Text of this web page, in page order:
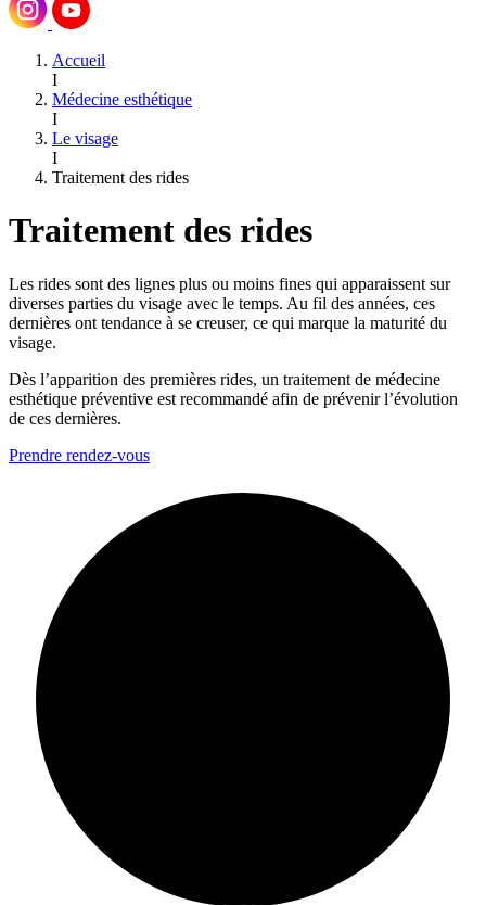
Accueil
I
Médecine esthétique
I
Le visage
I
Traitement des rides
Traitement des rides
Les rides sont des lignes plus ou moins fines qui apparaissent sur
diverses parties du visage avec le temps. Au fil des années, ces
dernières ont tendance à se creuser, ce qui marque la maturité du
visage.
Dès l’apparition des premières rides, un traitement de médecine
esthétique préventive est recommandé afin de prévenir l’évolution
de ces dernières.
Prendre rendez-vous